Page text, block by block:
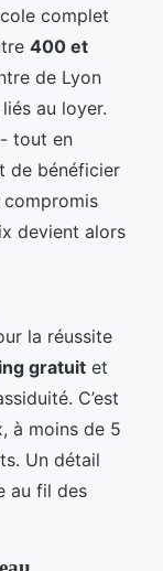
complet
400 et
de Lyon
au loyer.
- tout en
de bénéficier
compromis
devient alors
la réussite
gratuit et
C’est
à moins de 5
Un détail
au fil des